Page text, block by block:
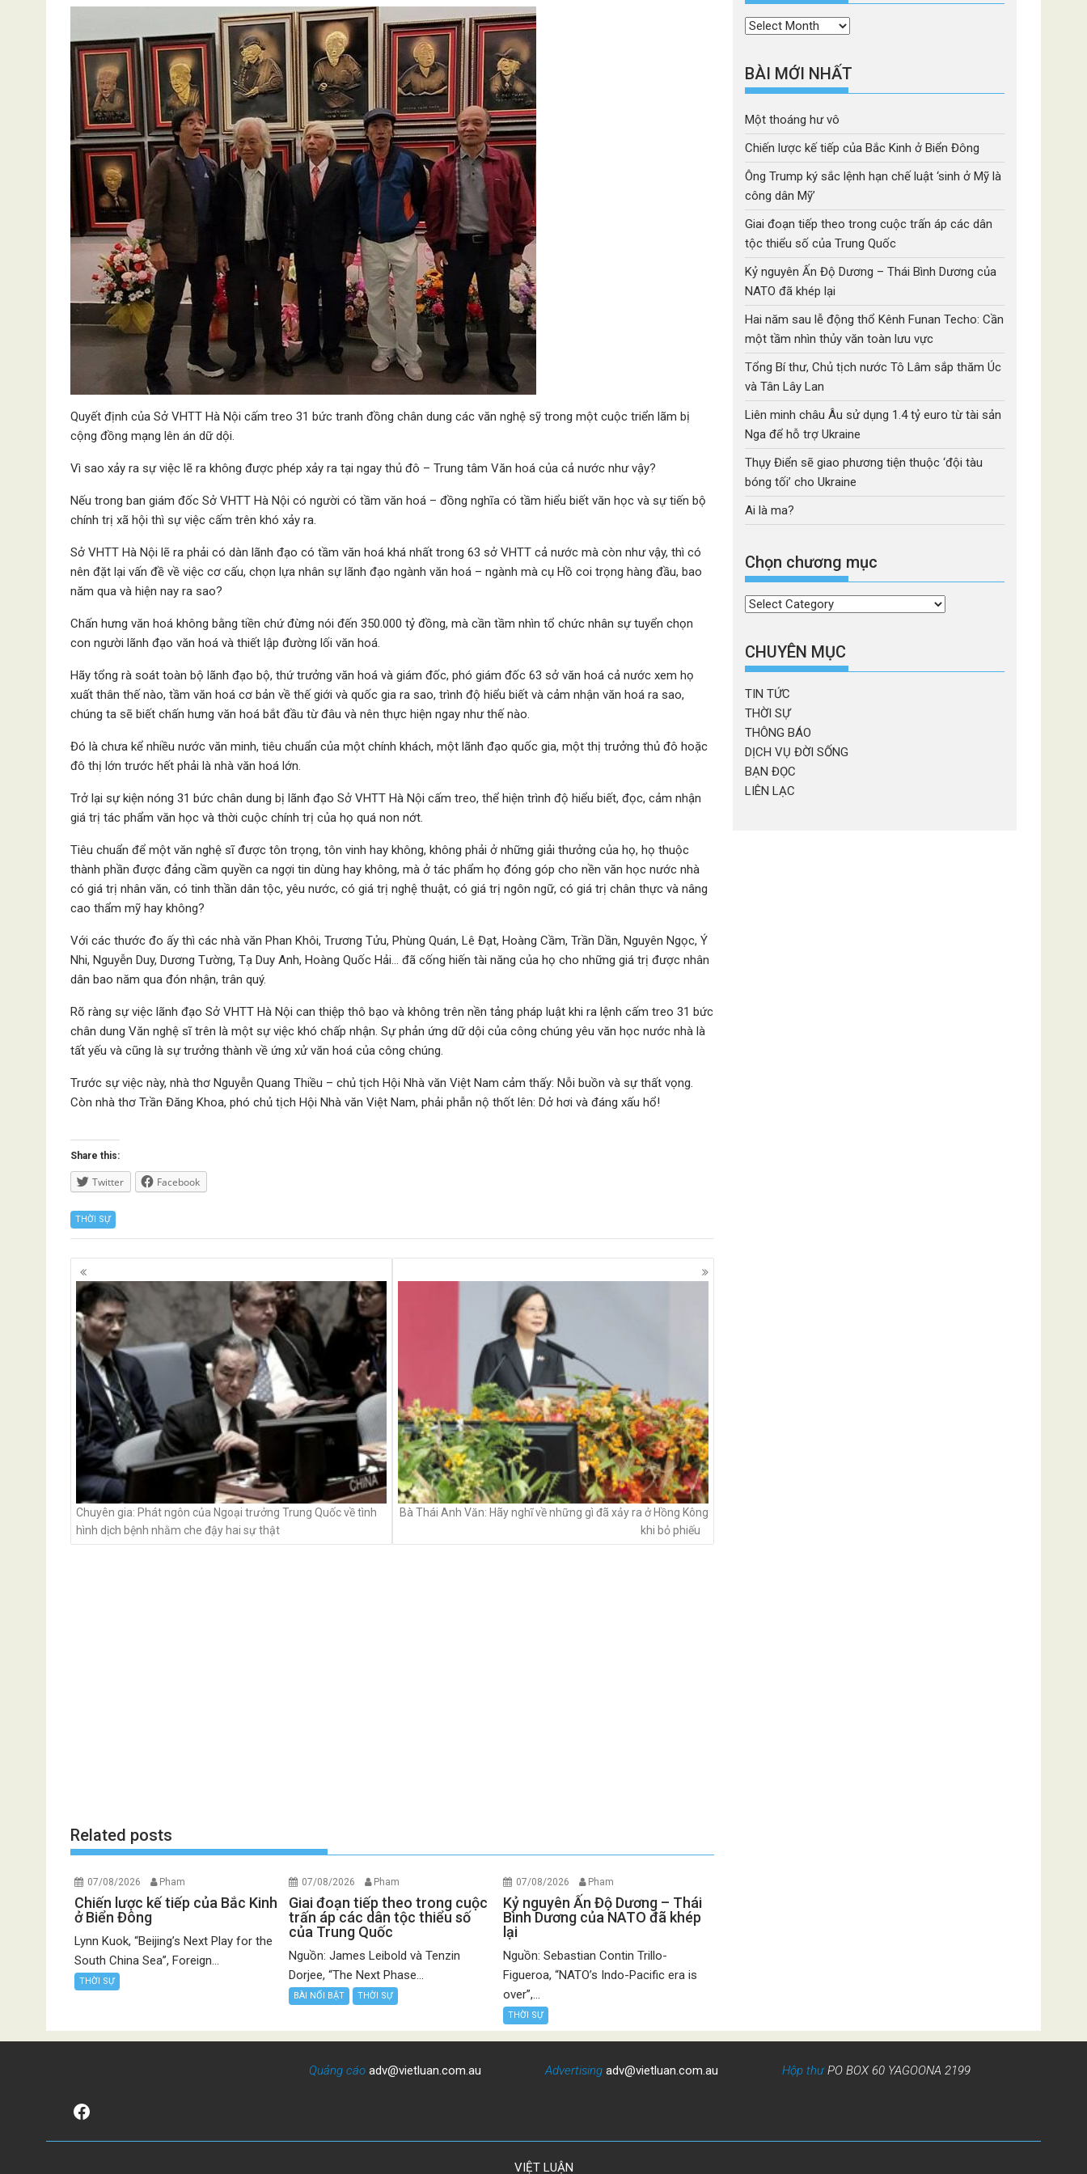
Quyết định của Sở VHTT Hà Nội cấm treo 31 bức tranh đồng chân dung các văn nghệ sỹ trong một cuộc triển lãm bị
cộng đồng mạng lên án dữ dội.
Vì sao xảy ra sự việc lẽ ra không được phép xảy ra tại ngay thủ đô – Trung tâm Văn hoá của cả nước như vậy?
Nếu trong ban giám đốc Sở VHTT Hà Nội có người có tầm văn hoá – đồng nghĩa có tầm hiểu biết văn học và sự tiến bộ
chính trị xã hội thì sự việc cấm trên khó xảy ra.
Sở VHTT Hà Nội lẽ ra phải có dàn lãnh đạo có tầm văn hoá khá nhất trong 63 sở VHTT cả nước mà còn như vậy, thì có
nên đặt lại vấn đề về việc cơ cấu, chọn lựa nhân sự lãnh đạo ngành văn hoá – ngành mà cụ Hồ coi trọng hàng đầu, bao
năm qua và hiện nay ra sao?
Chấn hưng văn hoá không bằng tiền chứ đừng nói đến 350.000 tỷ đồng, mà cần tầm nhìn tổ chức nhân sự tuyển chọn
con người lãnh đạo văn hoá và thiết lập đường lối văn hoá.
Hãy tổng rà soát toàn bộ lãnh đạo bộ, thứ trưởng văn hoá và giám đốc, phó giám đốc 63 sở văn hoá cả nước xem họ
xuất thân thế nào, tầm văn hoá cơ bản về thế giới và quốc gia ra sao, trình độ hiểu biết và cảm nhận văn hoá ra sao,
chúng ta sẽ biết chấn hưng văn hoá bắt đầu từ đâu và nên thực hiện ngay như thế nào.
Đó là chưa kể nhiều nước văn minh, tiêu chuẩn của một chính khách, một lãnh đạo quốc gia, một thị trưởng thủ đô hoặc
đô thị lớn trước hết phải là nhà văn hoá lớn.
Trở lại sự kiện nóng 31 bức chân dung bị lãnh đạo Sở VHTT Hà Nội cấm treo, thể hiện trình độ hiểu biết, đọc, cảm nhận
giá trị tác phẩm văn học và thời cuộc chính trị của họ quá non nớt.
Tiêu chuẩn để một văn nghệ sĩ được tôn trọng, tôn vinh hay không, không phải ở những giải thưởng của họ, họ thuộc
thành phần được đảng cầm quyền ca ngợi tin dùng hay không, mà ở tác phẩm họ đóng góp cho nền văn học nước nhà
có giá trị nhân văn, có tinh thần dân tộc, yêu nước, có giá trị nghệ thuật, có giá trị ngôn ngữ, có giá trị chân thực và nâng
cao thẩm mỹ hay không?
Với các thước đo ấy thì các nhà văn Phan Khôi, Trương Tửu, Phùng Quán, Lê Đạt, Hoàng Cầm, Trần Dần, Nguyên Ngọc, Ý
Nhi, Nguyễn Duy, Dương Tường, Tạ Duy Anh, Hoàng Quốc Hải… đã cống hiến tài năng của họ cho những giá trị được nhân
dân bao năm qua đón nhận, trân quý.
Rõ ràng sự việc lãnh đạo Sở VHTT Hà Nội can thiệp thô bạo và không trên nền tảng pháp luật khi ra lệnh cấm treo 31 bức
chân dung Văn nghệ sĩ trên là một sự việc khó chấp nhận. Sự phản ứng dữ dội của công chúng yêu văn học nước nhà là
tất yếu và cũng là sự trưởng thành về ứng xử văn hoá của công chúng.
Trước sự việc này, nhà thơ Nguyễn Quang Thiều – chủ tịch Hội Nhà văn Việt Nam cảm thấy: Nỗi buồn và sự thất vọng.
Còn nhà thơ Trần Đăng Khoa, phó chủ tịch Hội Nhà văn Việt Nam, phải phẫn nộ thốt lên: Dở hơi và đáng xấu hổ!
Share this:
Twitter Facebook
THỜI SỰ
Posts
navigation
Chuyên gia: Phát ngôn của Ngoại trưởng Trung Quốc về tình
hình dịch bệnh nhằm che đậy hai sự thật
Bà Thái Anh Văn: Hãy nghĩ về những gì đã xảy ra ở Hồng Kông
khi bỏ phiếu
Related posts
07/08/2026 Pham
Chiến lược kế tiếp của Bắc Kinh
ở Biển Đông
Lynn Kuok, “Beijing’s Next Play for the
South China Sea”, Foreign...
THỜI SỰ
07/08/2026 Pham
Giai đoạn tiếp theo trong cuộc
trấn áp các dân tộc thiểu số
của Trung Quốc
Nguồn: James Leibold và Tenzin
Dorjee, “The Next Phase...
BÀI NỔI BẬT THỜI SỰ
07/08/2026 Pham
Kỷ nguyên Ấn Độ Dương – Thái
Bình Dương của NATO đã khép
lại
Nguồn: Sebastian Contin Trillo-
Figueroa, “NATO’s Indo-Pacific era is
over”,...
THỜI SỰ
Thời
BÀI MỚI NHẤT
Một thoáng hư vô
Chiến lược kế tiếp của Bắc Kinh ở Biển Đông
Ông Trump ký sắc lệnh hạn chế luật ‘sinh ở Mỹ là
công dân Mỹ’
Giai đoạn tiếp theo trong cuộc trấn áp các dân
tộc thiểu số của Trung Quốc
Kỷ nguyên Ấn Độ Dương – Thái Bình Dương của
NATO đã khép lại
Hai năm sau lễ động thổ Kênh Funan Techo: Cần
một tầm nhìn thủy văn toàn lưu vực
Tổng Bí thư, Chủ tịch nước Tô Lâm sắp thăm Úc
và Tân Lây Lan
Liên minh châu Âu sử dụng 1.4 tỷ euro từ tài sản
Nga để hỗ trợ Ukraine
Thụy Điển sẽ giao phương tiện thuộc ‘đội tàu
bóng tối’ cho Ukraine
Ai là ma?
Chọn chương mục
Chọn
mục
CHUYÊN MỤC
TIN TỨC
THỜI SỰ
THÔNG BÁO
DỊCH VỤ ĐỜI SỐNG
BẠN ĐỌC
LIÊN LẠC
Quảng cáoadv@vietluan.com.au Advertising adv@vietluan.com.au Hộp thưPO BOX 60 YAGOONA 2199
Facebook
VIỆT LUẬN